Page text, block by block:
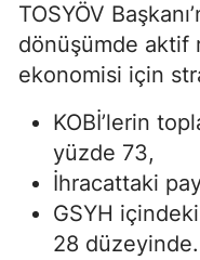
TOSYÖV
dönüşümde aktif
ekonomisi için
KOBİ’lerin
yüzde 73,
İhracattaki
GSYH
28 düzeyinde.